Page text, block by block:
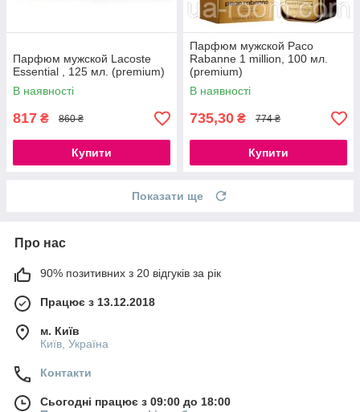
Парфюм мужской Lacoste
Essential , 125 мл. (premium)
В наявності
817 ₴ 860 ₴
Купити
Парфюм мужской Paco
Rabanne 1 million, 100 мл.
(premium)
В наявності
735,30 ₴ 774 ₴
Купити
Показати ще
Про нас
90% позитивних з 20 відгуків за рік
Працює з 13.12.2018
м. Київ
Київ, Україна
Контакти
Сьогодні працює з 09:00 до 18:00